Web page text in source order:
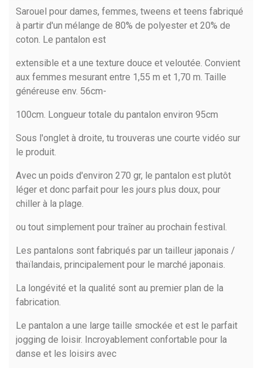
Sarouel pour dames, femmes, tweens et teens fabriqué
à partir d'un mélange de 80% de polyester et 20% de
coton. Le pantalon est
extensible et a une texture douce et veloutée. Convient
aux femmes mesurant entre 1,55 m et 1,70 m. Taille
généreuse env. 56cm-
100cm. Longueur totale du pantalon environ 95cm
Sous l'onglet à droite, tu trouveras une courte vidéo sur
le produit.
Avec un poids d'environ 270 gr, le pantalon est plutôt
léger et donc parfait pour les jours plus doux, pour
chiller à la plage.
ou tout simplement pour traîner au prochain festival.
Les pantalons sont fabriqués par un tailleur japonais /
thaïlandais, principalement pour le marché japonais.
La longévité et la qualité sont au premier plan de la
fabrication.
Le pantalon a une large taille smockée et est le parfait
jogging de loisir. Incroyablement confortable pour la
danse et les loisirs avec